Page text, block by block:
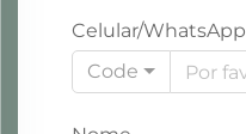
Celular/WhatsApp
Code